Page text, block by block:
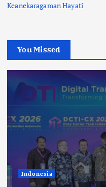
Keanekaragaman Hayati
You Missed
Indonesia